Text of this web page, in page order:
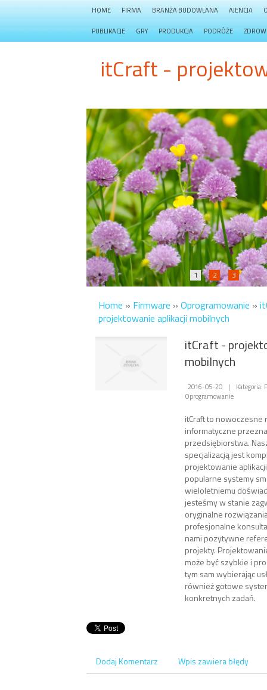
HOME FIRMA BRANŻA BUDOWLANA AJENCJA
PUBLIKACJE GRY PRODUKCJA PODRÓŻE
itCraft -
1 2 3
Home » Firmware » Oprogramowanie »
projektowanie aplikacji mobilnych
itCraft -
mobilnych
2016-05-20 |
Oprogramowanie
itCraft to nowoczesne
informatyczne
przedsiębiorstwa.
specjalizacją jest
projektowanie
popularne systemy
wieloletniemu
jesteśmy w stanie
oryginalne
profesjonalne
nami pozytywne
projekty.
może być szybkie i
tym sam wybierając
również gotowe
konkretnych zadań.
Dodaj Komentarz Wpis zawiera błędy